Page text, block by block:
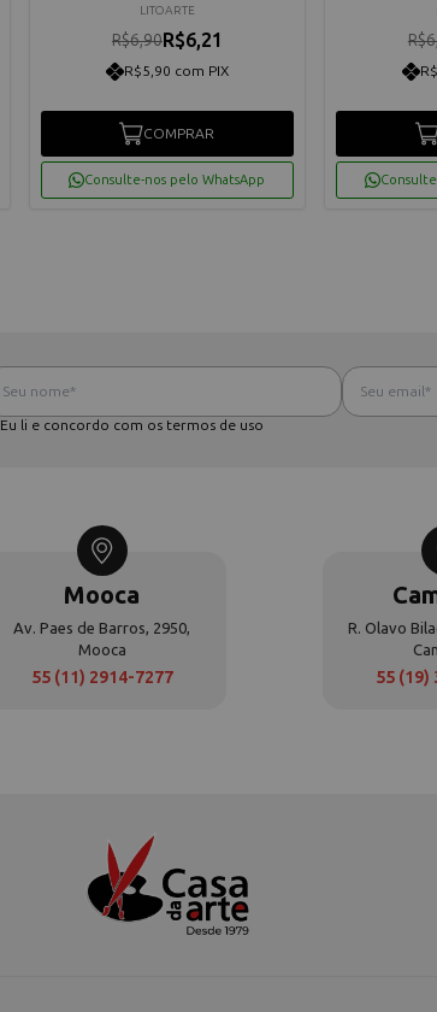
LITOARTE
R$6,90R$6,21
R$5,90 com PIX
COMPRAR
Consulte-nos pelo WhatsApp
Eu li e concordo com os termos de uso
Mooca
Av. Paes de Barros, 2950,
Mooca
55 (11) 2914-7277
R. Olavo
55 (19)